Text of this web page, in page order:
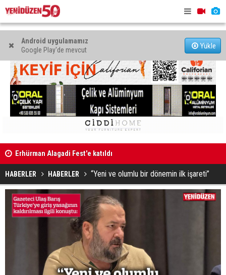
Android uygulamamız
Google Play'de mevcut
Yükle
Eğlence mekanında kanunsuz silahla yakalandı
Var
HABERLER HABERLER “Yeni ve olumlu bir dönemin ilk işareti”